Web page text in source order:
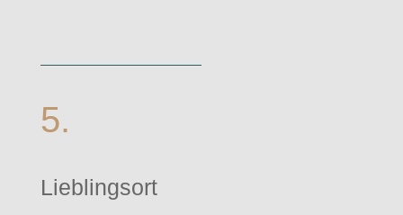
5.
Lieblingsort